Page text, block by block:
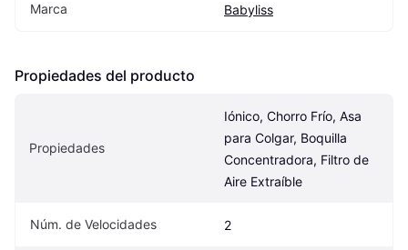
Marca Babyliss
Propiedades del producto
Propiedades
Iónico, Chorro Frío, Asa
para Colgar, Boquilla
Concentradora, Filtro de
Aire Extraíble
Núm. de Velocidades 2